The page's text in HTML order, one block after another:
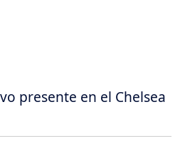
presente en el Chelsea